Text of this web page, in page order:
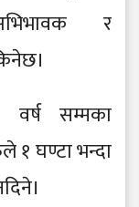
र
सम्मका
१ घण्टा भन्दा